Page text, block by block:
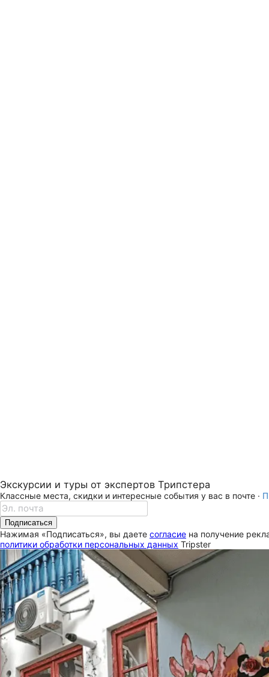
Экскурсии и туры от экспертов Трипстера
Классные места, скидки и интересные события у вас в почте ·
Подписаться
Нажимая «Подписаться», вы даете согласие на получение
политики обработки персональных данных Tripster